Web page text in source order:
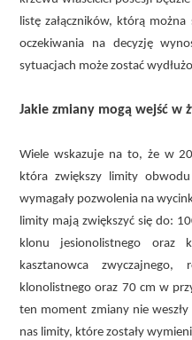
listę załączników, którą
oczekiwania na decyzję
sytuacjach może zostać
Jakie zmiany mogą wejść w
Wiele wskazuje na to, że w
która zwiększy limity
wymagały pozwolenia na
limity mają zwiększyć się do:
klonu jesionolistnego oraz
kasztanowca
klonolistnego oraz 70 cm w
ten moment zmiany nie
nas limity, które zostały